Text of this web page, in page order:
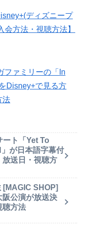
ディズニープ
方法・視聴方法】
ファミリーの「In
Disney+で見る方
法
ート「Yet To
が日本語字幕付
放送日・視聴方
[MAGIC SHOP]
公演が放送決
聴方法